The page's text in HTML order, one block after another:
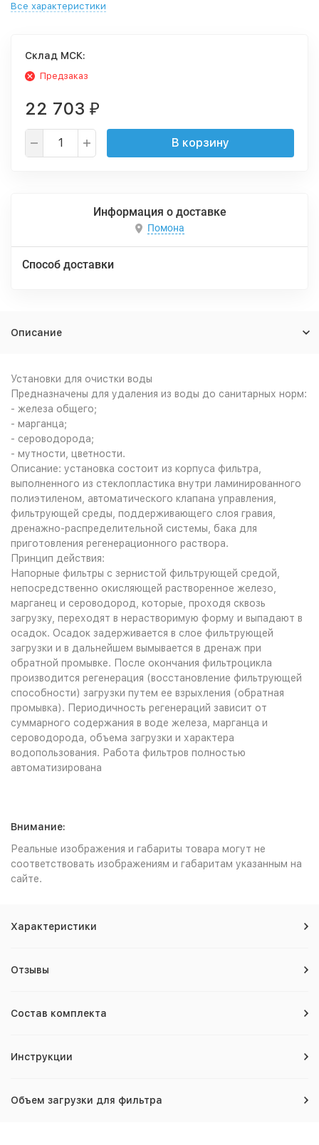
Все характеристики
Cклад МСК:
Предзаказ
22 703 ₽
В корзину
Информация о доставке
Помона
Способ доставки
Описание
Установки для очистки воды
Предназначены для удаления из воды до санитарных норм:
- железа общего;
- марганца;
- сероводорода;
- мутности, цветности.
Описание: установка состоит из корпуса фильтра,
выполненного из стеклопластика внутри ламинированного
полиэтиленом, автоматического клапана управления,
фильтрующей среды, поддерживающего слоя гравия,
дренажно-распределительной системы, бака для
приготовления регенерационного раствора.
Принцип действия:
Напорные фильтры с зернистой фильтрующей средой,
непосредственно окисляющей растворенное железо,
марганец и сероводород, которые, проходя сквозь
загрузку, переходят в нерастворимую форму и выпадают в
осадок. Осадок задерживается в слое фильтрующей
загрузки и в дальнейшем вымывается в дренаж при
обратной промывке. После окончания фильтроцикла
производится регенерация (восстановление фильтрующей
способности) загрузки путем ее взрыхления (обратная
промывка). Периодичность регенераций зависит от
суммарного содержания в воде железа, марганца и
сероводорода, объема загрузки и характера
водопользования. Работа фильтров полностью
автоматизирована
Внимание:
Реальные изображения и габариты товара могут не
соответствовать изображениям и габаритам указанным на
сайте.
Характеристики
Отзывы
Состав комплекта
Инструкции
Объем загрузки для фильтра